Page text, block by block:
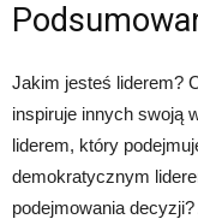
Jakim jesteś liderem?
inspiruje innych swoją
liderem, który
demokratycznym
podejmowania